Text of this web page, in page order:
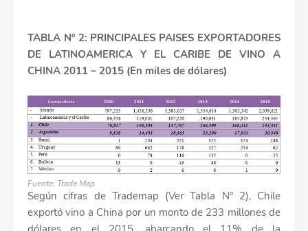
TABLA Nº 2: PRINCIPALES PAISES EXPORTADORES
DE LATINOAMERICA Y EL CARIBE DE VINO A
CHINA 2011 – 2015 (En miles de dólares)
Fuente: Trade Map
Según cifras de Trademap (Ver Tabla Nº 2), Chile
exportó vino a China por un monto de 233 millones de